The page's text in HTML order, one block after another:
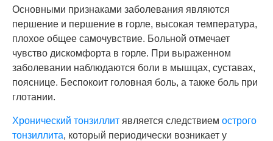
Основными признаками заболевания являются
першение и першение в горле, высокая температура,
плохое общее самочувствие. Больной отмечает
чувство дискомфорта в горле. При выраженном
заболевании наблюдаются боли в мышцах, суставах,
пояснице. Беспокоит головная боль, а также боль при
глотании.
Хронический тонзиллит является следствием острого
тонзиллита, который периодически возникает у